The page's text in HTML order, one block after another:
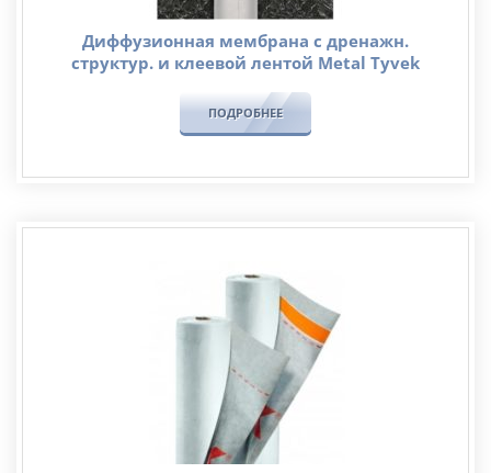
Диффузионная мембрана с дренажн.
структур. и клеевой лентой Metal Tyvek
ПОДРОБНЕЕ